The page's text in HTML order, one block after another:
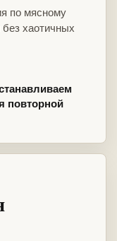
по мясному
без хаотичных
повторной